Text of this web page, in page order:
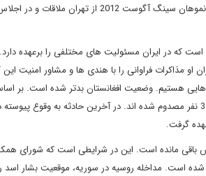
که در ایران مسئولیت های مختلفی را برعهده دارد.
او مذاکرات فراوانی را با هندی ها و مشاور
هستیم. وضعیت افغانستان بدتر شده است. بر اساس
گرفت.
باقی مانده است. این در شرایطی است که شورای
است. مداخله روسیه در سوریه، موقعیت بشار اسد